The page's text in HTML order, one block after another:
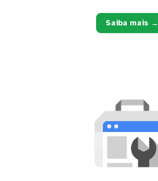
Saiba mais →